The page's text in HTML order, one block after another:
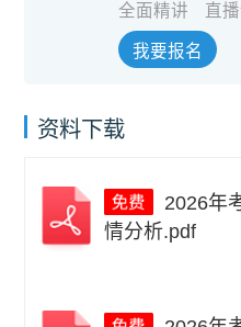
全面精讲 直
我要报名
资料下载
情分析.pdf